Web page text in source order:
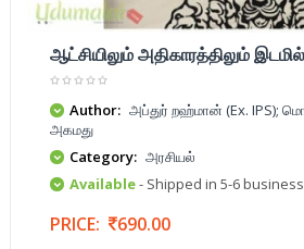
ஆட்சியிலும் அதிகாரத்திலும்
Author: அப்துர் றஹ்மான் (Ex. IPS);
அகமது
Category: அரசியல்
Available- Shipped in 5-6
PRICE: 690.00